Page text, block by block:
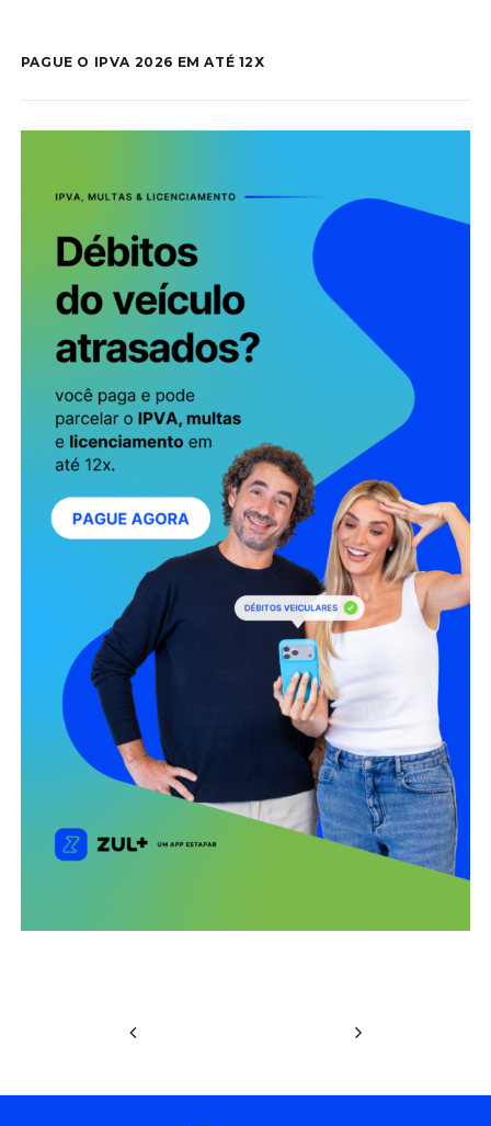
PAGUE O IPVA 2026 EM ATÉ 12X